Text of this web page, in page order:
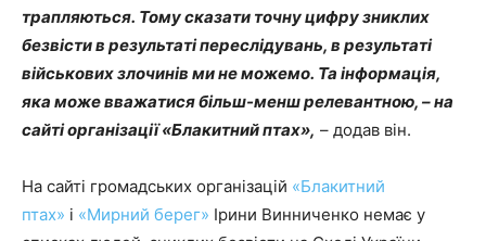
трапляються. Тому сказати точну цифру зниклих
безвісти в результаті переслідувань, в результаті
військових злочинів ми не можемо. Та інформація,
яка може вважатися більш-менш релевантною, – на
сайті організації «Блакитний птах», – додав він.
На сайті громадських організацій «Блакитний
птах» і «Мирний берег» Ірини Винниченко немає у